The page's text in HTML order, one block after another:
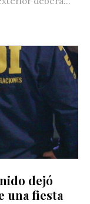
dejó
una fiesta